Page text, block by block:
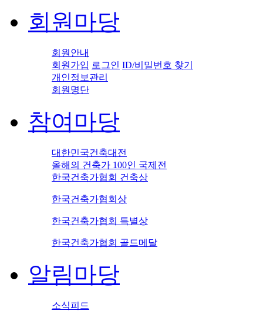
회원마당
회원안내
회원가입 로그인 ID/비밀번호 찾기
개인정보관리
회원명단
참여마당
대한민국건축대전
올해의 건축가 100인 국제전
한국건축가협회 건축상
한국건축가협회상
한국건축가협회 특별상
한국건축가협회 골드메달
알림마당
소식피드